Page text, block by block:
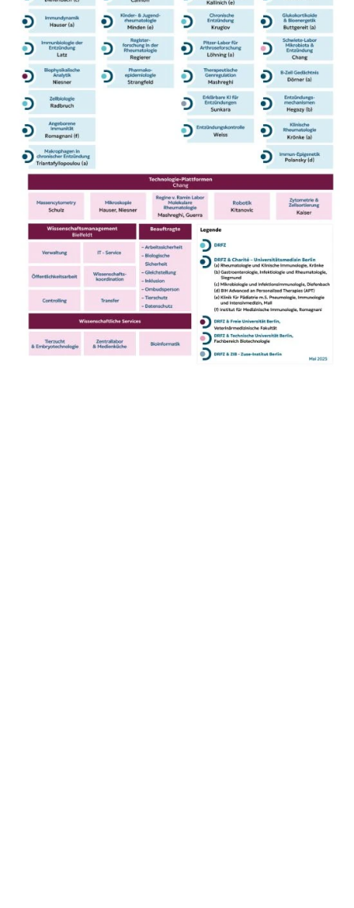
Vizepräsident der Deutschen
Akademie der Naturforscher
Leopoldina, Köln
Joern Aldag
Chairman Genespire Sarl, Milano,
Italy
Dr. Julia Rautenstrauch,
stellvertretende Vorsitzende des
Stiftungsrates
ehemals Executive Director EULAR,
Stuttgart
Prof. Dr. med. Gabriela Riemekasten
Universitätsklinikum Schleswig-
Holstein ,Direktorin der Klinik für
Rheumatologie
Ursula Weyrich
Kaufmännischer Vorstand,
UK
Prof. James Galloway, MBChB, MSc,
CHP, MRCP, PhD, King’s College
London, UK
Prof. Kimme Hyrich, MD PhD FRCP,
University of Manchester, UK
Prof. Musa Mhlanga, PhD, Radboud
University, NL
Prof. Claudia Mauri, PhD, University
College London, UK
Prof. Ariel D. Stern, PhD, Hasso-
Plattner-Institut für Digital
Engineering, Universität Potsdam,
DE
Patientenvertretung
Dieter Wiek, DE
Nele Caeyers, EULAR PARE, BE (Gast)